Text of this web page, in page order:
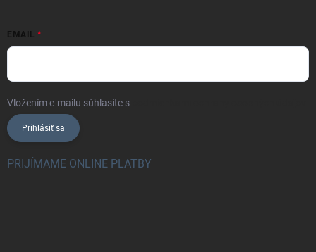
EMAIL
Vložením e-mailu súhlasíte s
Prihlásiť sa
PRIJÍMAME ONLINE PLATBY